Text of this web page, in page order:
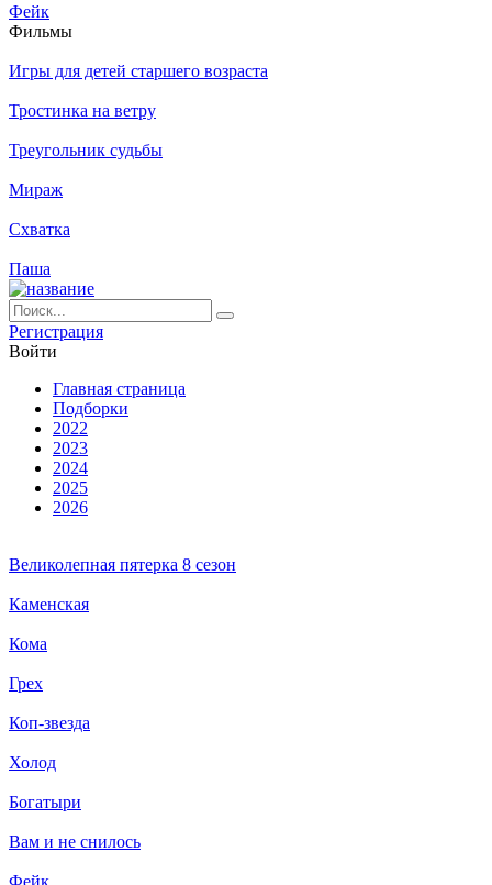
Фейк
Филь­мы
Игры для детей старшего возраста
Тростинка на ветру
Треугольник судьбы
Мираж
Схватка
Паша
Ре­ги­ст­ра­ция
Вой­ти
Глав­ная стра­ни­ца
Подборки
2022
2023
2024
2025
2026
Великолепная пятерка 8 сезон
Каменская
Кома
Грех
Коп-звезда
Холод
Богатыри
Вам и не снилось
Фейк